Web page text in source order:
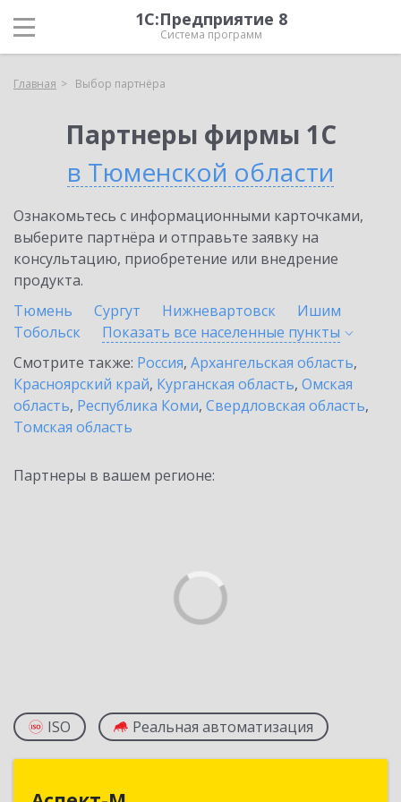
1С:Предприятие 8
Система программ
Главная Выбор партнёра
Партнеры фирмы 1С
в Тюменской области
Ознакомьтесь с информационными карточками,
выберите партнёра и отправьте заявку на
консультацию, приобретение или внедрение
продукта.
Тюмень
Сургут Нижневартовск
Ишим
Тобольск
Показать все населенные пункты
Смотрите также: Россия, Архангельская область,
Красноярский край, Курганская область, Омская
область, Республика Коми, Свердловская область,
Томская область
Партнеры в вашем регионе:
ISO Реальная автоматизация